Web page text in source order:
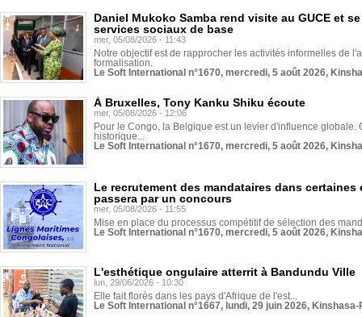
Daniel Mukoko Samba rend visite au GUCE et
services sociaux de base
mer, 05/08/2026 - 11:43
Notre objectif est de rapprocher les activités informelles de
formalisation.
Le Soft International n°1670, mercredi, 5 août 2026,
À Bruxelles, Tony Kanku Shiku écoute
mer, 05/08/2026 - 12:06
Pour le Congo, la Belgique est un levier d'influence globale.
historique...
Le Soft International n°1670, mercredi, 5 août 2026,
Le recrutement des mandataires dans
passera par un concours
mer, 05/08/2026 - 11:55
Mise en place du processus compétitif de sélection des
Le Soft International n°1670, mercredi, 5 août 2026,
L'esthétique ongulaire atterrit à Bandundu Ville
lun, 29/06/2026 - 10:30
Elle fait florès dans les pays d'Afrique de l'est...
Le Soft International n°1667, lundi, 29 juin 2026,